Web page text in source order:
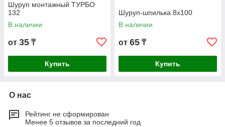
Шуруп монтажный ТУРБО
132
В наличии
от 35 ₸
Купить
Шуруп-шпилька 8х100
В наличии
от 65 ₸
Купить
О нас
Рейтинг не сформирован
Менее 5 отзывов за последний год